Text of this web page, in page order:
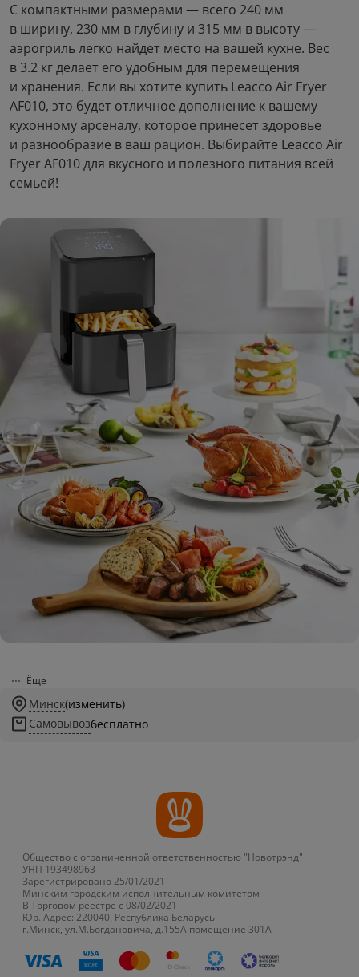
С компактными размерами — всего 240 мм
в ширину, 230 мм в глубину и 315 мм в высоту —
аэрогриль легко найдет место на вашей кухне. Вес
в 3.2 кг делает его удобным для перемещения
и хранения. Если вы хотите купить Leacco Air Fryer
AF010, это будет отличное дополнение к вашему
кухонному арсеналу, которое принесет здоровье
и разнообразие в ваш рацион. Выбирайте Leacco Air
Fryer AF010 для вкусного и полезного питания всей
семьей!
Ёще
Минск(изменить)
Самовывозбесплатно
Общество с ограниченной ответственностью "Новотрэнд"
УНП 193498963
Зарегистрировано 25/01/2021
Минским городским исполнительным комитетом
В Торговом реестре с 08/02/2021
Юр. Адрес: 220040, Республика Беларусь
г.Минск, ул.М.Богдановича, д.155А помещение 301А